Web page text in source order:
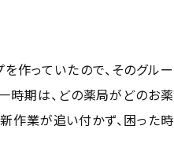
作っていたので、そのグルー
時期は、どの薬局がどのお薬
作業が追い付かず、困った時